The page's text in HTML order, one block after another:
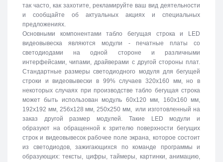
так часто, как захотите, рекламируйте ваш вид деятельности
и сообщайте об актуальных акциях и специальных
предложениях.
Основными компонентами табло бегущая строка и LED
видеовывеска являются модули - печатные платы со
светодиодами на одной стороне и различными
интерфейсами, чипами, драйверами с другой стороны плат.
Стандартные размеры светодиодного модуля для бегущей
строки и видеовывески в 99% случаев 320х160 мм, но в
некоторых случаях при производстве табло бегущая строка
может быть использован модуль 60х120 мм, 160х160 мм,
192х192 мм, 256х128 мм, 250х250 мм, или изготовленный на
заказ другой размер модулей. Такие LED модули и
образуют на обращенной к зрителю поверхности бегущих
строк и видеовывесок рабочее поле экрана, которое состоит
из светодиодов, зажигающихся по команде программы и
образующих: тексты, цифры, таймеры, картинки, анимацию,